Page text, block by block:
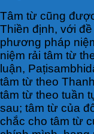
Tâm từ cũng
Thiền định, với
phương pháp
niệm rải tâm từ
luận,
tâm từ theo
tâm từ theo tuần
sau; tâm từ của
chắc cho tâm từ